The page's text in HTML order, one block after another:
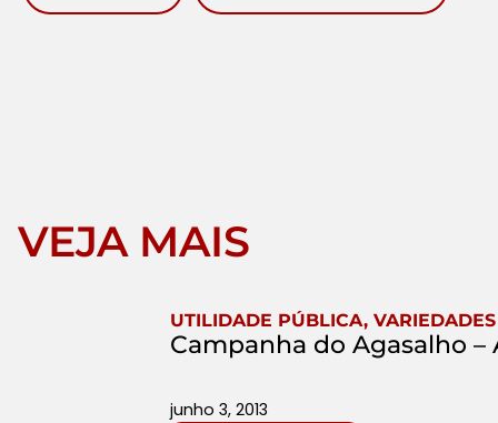
VEJA MAIS
UTILIDADE PÚBLICA, VARIEDADES
Campanha do Agasalho –
junho 3, 2013